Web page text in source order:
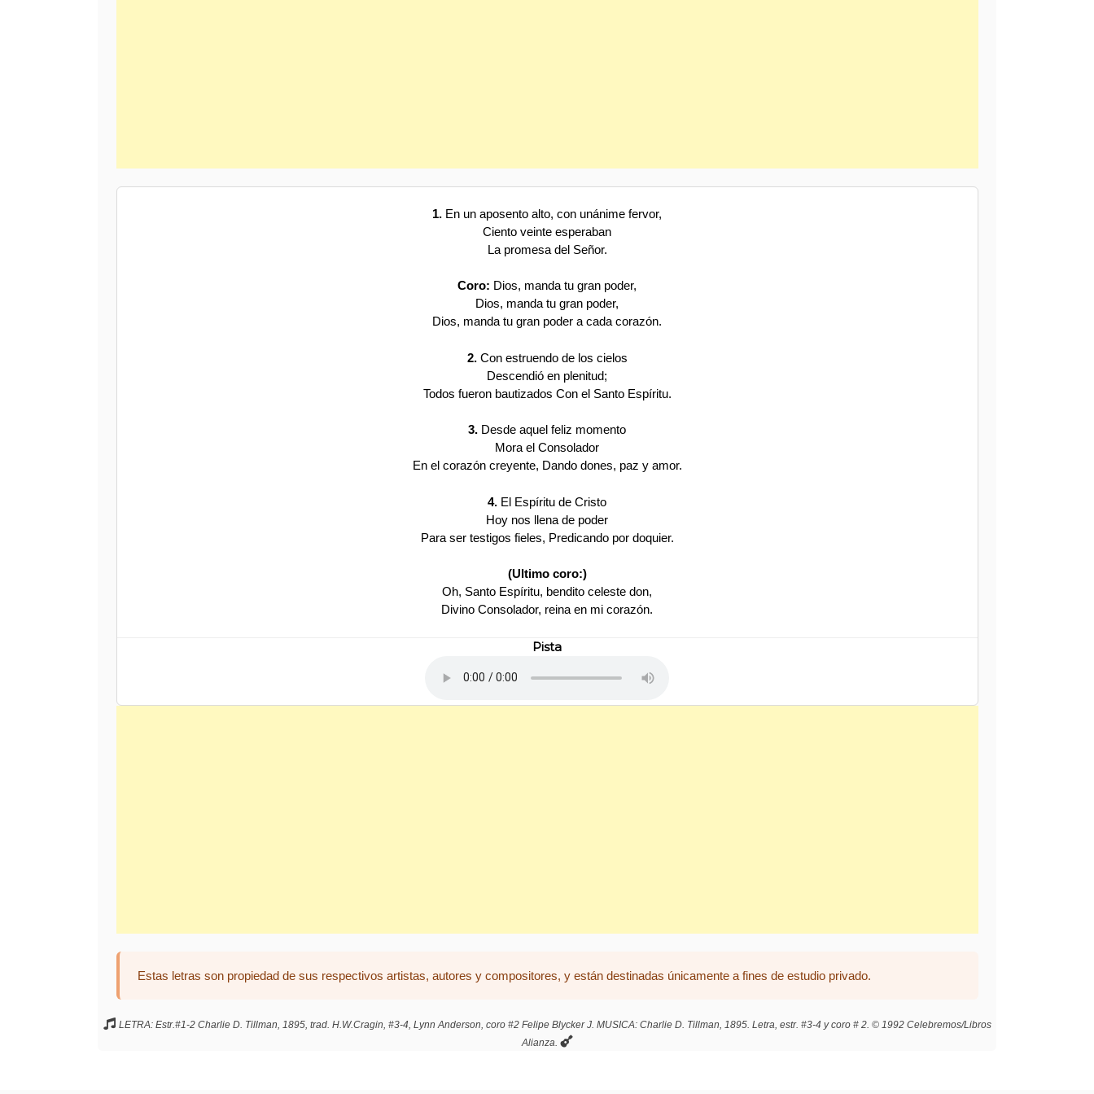
1. En un aposento alto, con unánime fervor,
Ciento veinte esperaban
La promesa del Señor.
Coro: Dios, manda tu gran poder,
Dios, manda tu gran poder,
Dios, manda tu gran poder a cada corazón.
2.Con estruendo de los cielos
Descendió en plenitud;
Todos fueron bautizados Con el Santo Espíritu.
3. Desde aquel feliz momento
Mora el Consolador
En el corazón creyente, Dando dones, paz y amor.
4. El Espíritu de Cristo
Hoy nos llena de poder
Para ser testigos fieles, Predicando por doquier.
(Ultimo coro:)
Oh, Santo Espíritu, bendito celeste don,
Divino Consolador, reina en mi corazón.
Pista
Estas letras son propiedad de sus respectivos artistas, autores y compositores, y están destinadas únicamente a fines de estudio privado.
LETRA: Estr.#1-2 Charlie D. Tillman, 1895, trad. H.W.Cragin, #3-4, Lynn Anderson, coro #2 Felipe Blycker J. MUSICA: Charlie D. Tillman, 1895. Letra, estr. #3-4 y coro # 2. © 1992 Celebremos/Libros
Alianza.